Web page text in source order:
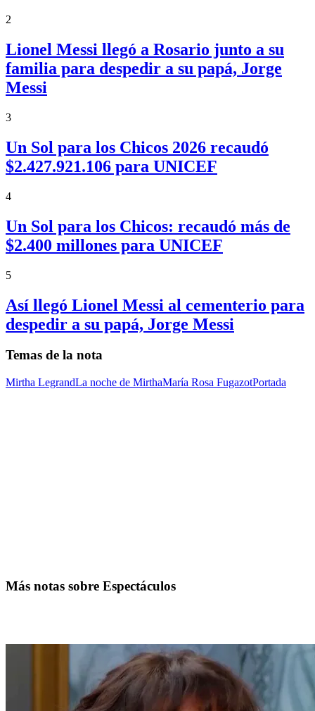
2
Lionel Messi llegó a Rosario junto a su
familia para despedir a su papá, Jorge
Messi
3
Un Sol para los Chicos 2026 recaudó
$2.427.921.106 para UNICEF
4
Un Sol para los Chicos: recaudó más de
$2.400 millones para UNICEF
5
Así llegó Lionel Messi al cementerio para
despedir a su papá, Jorge Messi
Temas de la nota
Mirtha LegrandLa noche de MirthaMaría Rosa FugazotPortada
Más notas sobre Espectáculos